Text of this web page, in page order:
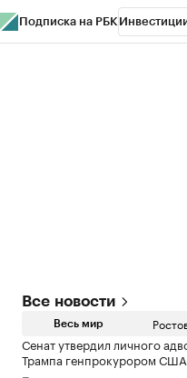
Подписка на РБК
Все новости
Весь мир
Сенат утвердил личного
Трампа генпрокурором США